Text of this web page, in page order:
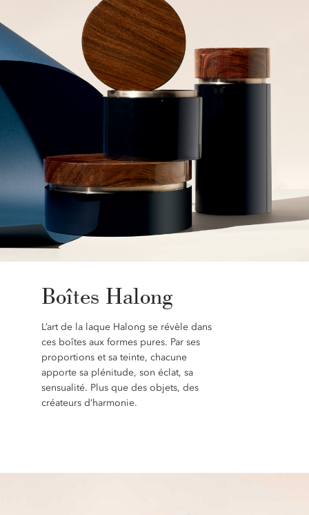
Boîtes Halong
L’art de la laque Halong se révèle dans
ces boîtes aux formes pures. Par ses
proportions et sa teinte, chacune
apporte sa plénitude, son éclat, sa
sensualité. Plus que des objets, des
créateurs d’harmonie.